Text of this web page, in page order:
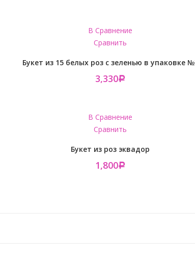
В Сравнение
Сравнить
Букет из 15 белых роз с зеленью в упаковке
3,330Р
В Сравнение
Сравнить
Букет из роз эквадор
1,800Р